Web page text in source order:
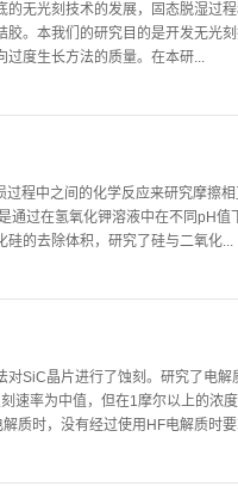
影响以及其他非均匀性机制的重
1500l/s涡轮分子泵的泵送速度，来
可高达750K。中性通量10%的变化
率没...
无光刻技术的发展，固态脱湿过
。本我们的研究目的是开发无光
过度生长方法的质量。在本研...
的Ni层，然后，在Ni层的
定Ni岛的大小和表面分布，使用了
们确定岛屿半径、表面密度和覆
数的平均值和标准差值，为了确定
程中之间的化学反应来研究摩擦
通过在氢氧化钾溶液中在不同pH值
的去除体积，研究了硅与二氧化...
，连续3、8、18和38个循环，尖
积得到。为了澄清表面氧化，我
子尺度图像。 图2具有少量天然氧
图像中显示（见图2），硅尖端的
SiC晶片进行了蚀刻。研究了电解
速率为中值，但在1摩尔以上的浓
质时，没有经过使用HF电解质时